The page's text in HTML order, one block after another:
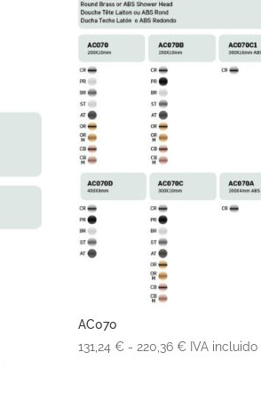
AC070
131,24€ - 220,36€Rango
IVA incluido